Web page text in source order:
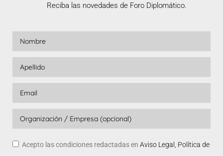
Reciba las novedades de Foro Diplomático.
Acepto las condiciones redactadas en Aviso Legal, Política de